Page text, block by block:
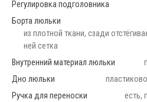
Регулировка подголовника
Борта люльки
из плотной ткани, сзади
ней сетка
Внутренний материал люльки
Дно люльки
Ручка для переноски
есть,